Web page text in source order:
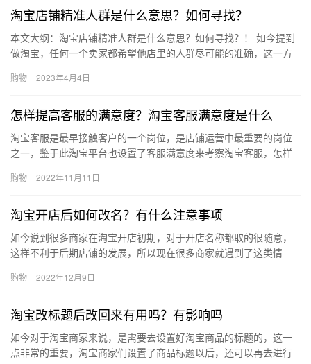
淘宝店铺精准人群是什么意思？如何寻找？
本文大纲：淘宝店铺精准人群是什么意思？如何寻找？！ 如今提到
做淘宝，任何一个卖家都希望他店里的人群尽可能的准确，这一方
店的…
购物 2023年4月4日
怎样提高客服的满意度？淘宝客服满意度是什么
淘宝客服是最早接触客户的一个岗位，是店铺运营中最重要的岗位
之一，鉴于此淘宝平台也设置了客服满意度来考察淘宝客服，怎样
反馈…
购物 2022年11月11日
淘宝开店后如何改名？有什么注意事项
如今说到很多商家在淘宝开店初期，对于开店名称都取的很随意，
这样不利于后期店铺的发展，所以现在很多商家就遇到了这类情
如何改名…
购物 2022年12月9日
淘宝改标题后改回来有用吗？有影响吗
如今对于淘宝商家来说，是需要去设置好淘宝商品的标题的，这一
点非常的重要，淘宝商家们设置了商品标题以后，还可以再去进行